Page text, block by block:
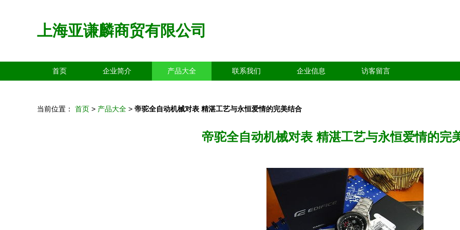
上海亚谦麟商贸有限公司
首页 企业简介 产品大全 联系我们 企业信息 访客留言
当前位置： 首页 > 产品大全 > 帝驼全自动机械对表 精湛工艺与永恒爱情的完美结合
帝驼全自动机械对表 精湛工艺与永恒爱情的完